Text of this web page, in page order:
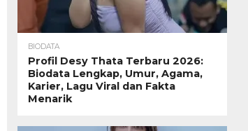
BIODATA
Profil Desy Thata Terbaru 2026:
Biodata Lengkap, Umur, Agama,
Karier, Lagu Viral dan Fakta
Menarik